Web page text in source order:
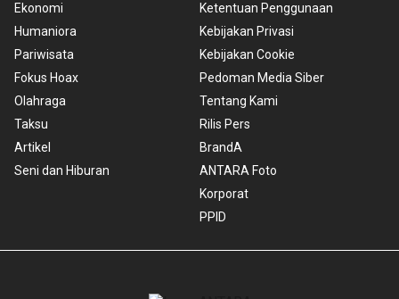
Ekonomi
Humaniora
Pariwisata
Fokus Hoax
Olahraga
Taksu
Artikel
Seni dan Hiburan
Ketentuan Penggunaan
Kebijakan Privasi
Kebijakan Cookie
Pedoman Media Siber
Tentang Kami
Rilis Pers
BrandA
ANTARA Foto
Korporat
PPID